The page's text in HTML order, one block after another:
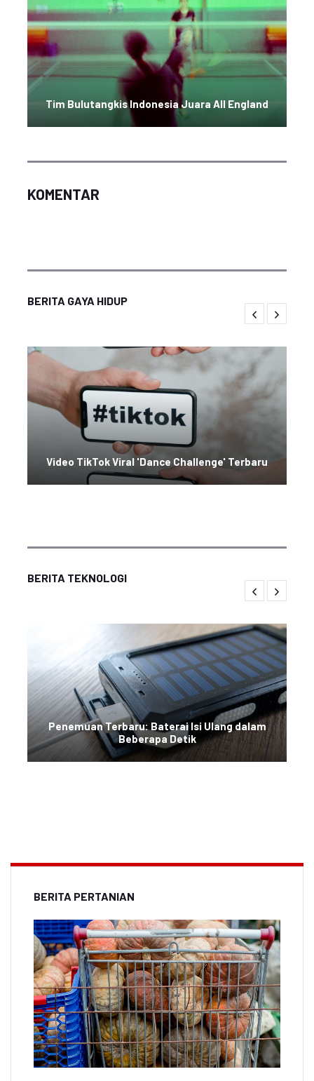
Tim Bulutangkis Indonesia Juara All England
KOMENTAR
BERITA GAYA HIDUP
Video TikTok Viral 'Dance Challenge' Terbaru
BERITA TEKNOLOGI
Penemuan Terbaru: Baterai Isi Ulang dalam
Beberapa Detik
BERITA PERTANIAN